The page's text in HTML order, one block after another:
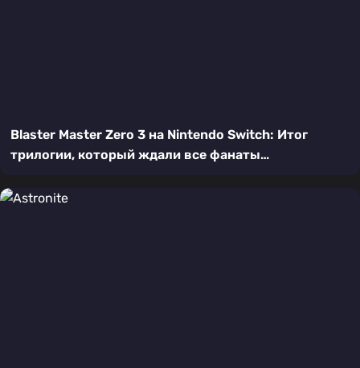
Blaster Master Zero 3 на Nintendo Switch: Итог
трилогии, который ждали все фанаты